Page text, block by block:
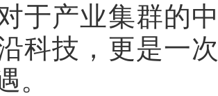
于产业集群的
科技，更是一
。